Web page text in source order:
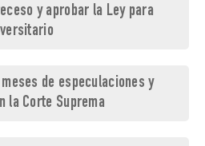
y aprobar la Ley para
de especulaciones y
la Corte Suprema